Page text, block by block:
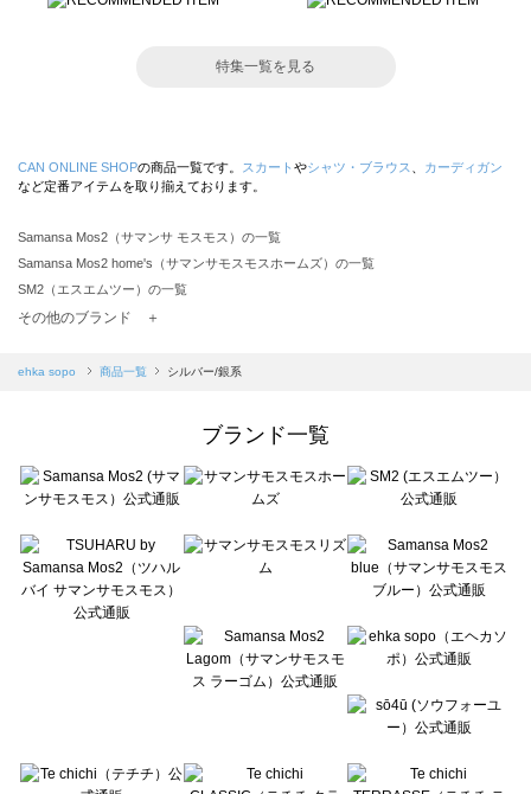
特集一覧を見る
CAN ONLINE SHOPの商品一覧です。 スカート やシャツ・ブラウス
カーディガン
など定番アイテムを取り揃えております。
Samansa Mos2（サマンサ モスモス）の一覧
Samansa Mos2 home's（サマンサモスモスホームズ）の一覧
SM2（エスエムツー）の一覧
TSUHARU by Samansa Mos2（ツハルバイサマンサモスモス）の一覧
Samansa Mos2 blue（サマンサモスモス ブルー）の一覧
Te chichi（テチチ）の一覧
Te chichi CLASSIC（テチチ クラシック）の一覧
Lugnoncure（ルノンキュール）の一覧
BETTY'S BLUE（べティーズブルー）の一覧
Wpc.（ワールドパーティー）の一覧
その他のブランド ＋
ehka sopo 商品一覧 シルバー/銀系
ブランド一覧